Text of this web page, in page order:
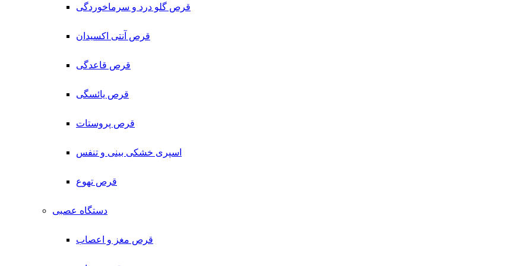
قرص گلو درد و سرماخوردگی
قرص آنتی اکسیدان
قرص قاعدگی
قرص یائسگی
قرص پروستات
اسپری خشکی بینی و تنفس
قرص تهوع
دستگاه عصبی
قرص مغز و اعصاب